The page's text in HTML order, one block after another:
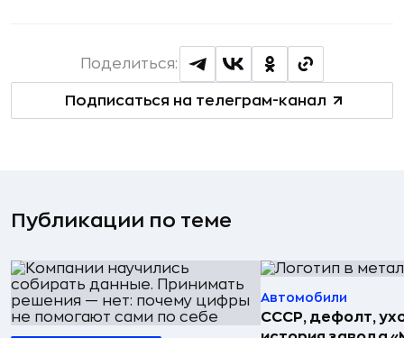
Подписаться на телеграм-канал
Поделиться:
Публикации по теме
Автомобили
СССР, дефолт,